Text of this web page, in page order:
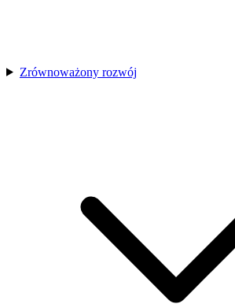
Zrównoważony rozwój